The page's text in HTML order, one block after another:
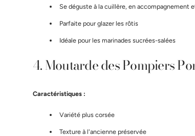
Se déguste à la cuillère, en accompagnement
Parfaite pour glazer les rôtis
Idéale pour les marinades sucrées-salées
4. Moutarde des Pompiers
Caractéristiques :
Variété plus corsée
Texture à l'ancienne préservée